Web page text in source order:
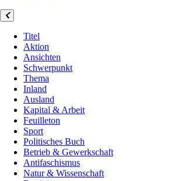
Titel
Aktion
Ansichten
Schwerpunkt
Thema
Inland
Ausland
Kapital & Arbeit
Feuilleton
Sport
Politisches Buch
Betrieb & Gewerkschaft
Antifaschismus
Natur & Wissenschaft